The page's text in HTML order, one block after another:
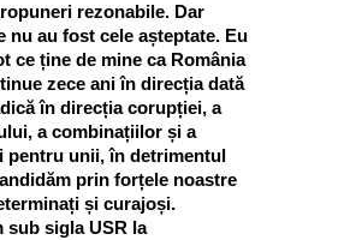
rezonabile. Dar
nu au fost cele așteptate. Eu
ce ține de mine ca România
zece ani în direcția dată
în direcția corupției, a
a combinațiilor și a
pentru unii, în detrimentul
prin forțele noastre
și curajoși.
sub sigla USR la